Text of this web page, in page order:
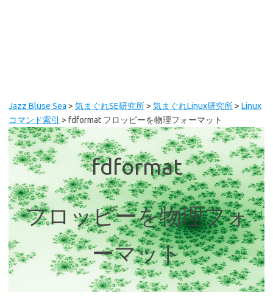
Jazz Bluse Sea > 気まぐれSE研究所> 気まぐれLinux研究所> Linux
コマンド索引
> fdformat フロッピーを物理フォーマット
fdformat
フロッピーを物理フォ
ーマット